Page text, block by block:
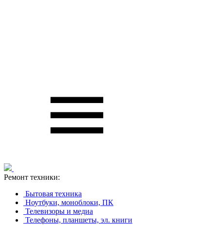
Ремонт техники:
Бытовая техника
Ноутбуки, моноблоки, ПК
Телевизоры и медиа
Телефоны, планшеты, эл. книги